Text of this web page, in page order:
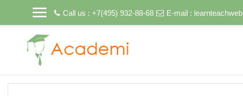
Call us : +7(495) 932-88-68
E-mail :